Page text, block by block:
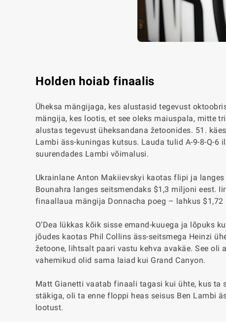
Holden hoiab finaalis
Üheksa mängijaga, kes alustasid tegevust
mängija, kes lootis, et see oleks maiuspala, mitte
alustas tegevust üheksandana žetoonides. 51 .
Lambi äss-kuningas kutsus. Lauda tulid A-9-8-Q-
suurendades Lambi võimalusi.
Ukrainlane Anton Makiievskyi kaotas flipi ja
Bounahra langes seitsmendaks $1,3 miljoni eest.
finaallaua mängija Donnacha poeg – lahkus $1,72
O’Dea lükkas kõik sisse emand-kuuega ja lõpuks
jõudes kaotas Phil Collins äss-seitsmega Heinzi
žetoone, lihtsalt paari vastu kehva avakäe. See oli
vahemikud olid sama laiad kui Grand Canyon.
Matt Gianetti vaatab finaali tagasi kui ühte, kus ta
stäkiga, oli ta enne floppi heas seisus Ben Lambi
lootust.